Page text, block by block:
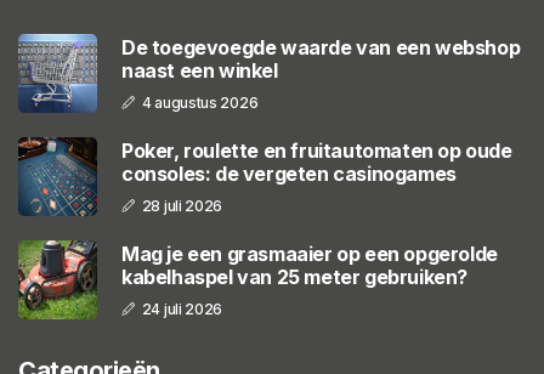
De toegevoegde waarde van een webshop
naast een winkel
4 augustus 2026
Poker, roulette en fruitautomaten op oude
consoles: de vergeten casinogames
28 juli 2026
Mag je een grasmaaier op een opgerolde
kabelhaspel van 25 meter gebruiken?
24 juli 2026